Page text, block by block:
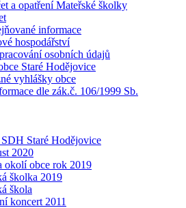
a opatření Mateřské školky
informace
hospodářství
osobních údajů
Staré Hodějovice
vyhlášky obce
dle zák.č. 106/1999 Sb.
SDH Staré Hodějovice
2020
okolí obce rok 2019
školka 2019
škola
koncert 2011